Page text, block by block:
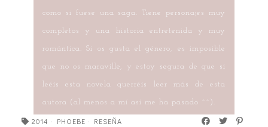
como si fuese una saga. Tiene personajes muy
completos y una historia entretenida y muy
romántica. Si os gusta el género, es imposible
que no os maraville, y estoy segura de que si
leéis esta novela querréis leer más de esta
autora (al menos a mí así me ha pasado ^^).
2014 · PHOEBE · RESEÑA